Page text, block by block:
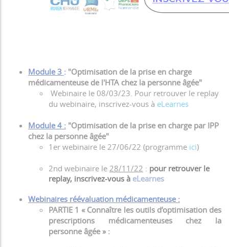
Module 3 : "Optimisation de la prise en charge
médicamenteuse de l'HTA chez la personne âgée"
Webinaire le 08/03/23. Pour retrouver le replay
du webinaire, inscrivez-vous à eLearnes
Module 4 : "Optimisation de la prise en charge par IPP
chez la personne âgée"
1er webinaire le 27/06/22 (programme ici)
2nd webinaire le 28/11/22 : pour retrouver le
replay, inscrivez-vous à eLearnes
Webinaires réévaluation médicamenteuse :
PARTIE 1 « Connaître les outils d’optimisation des
prescriptions médicamenteuses chez la
personne âgée » :